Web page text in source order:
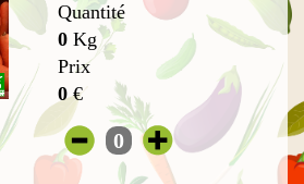
Quantité
0Kg
Prix
0€
0